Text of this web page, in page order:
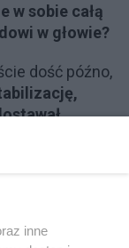
w sobie całą
w głowie?
dość późno,
mu
wysyłały
inne